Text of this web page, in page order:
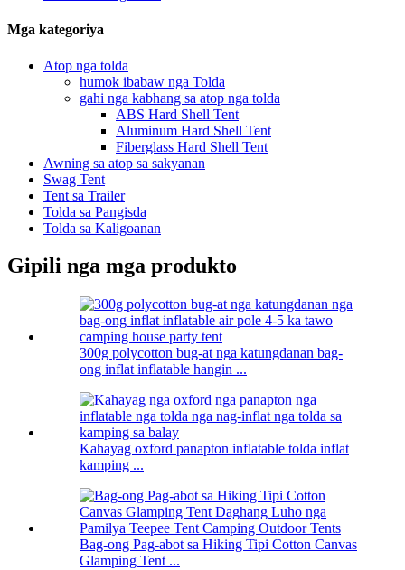
Mga kategoriya
Atop nga tolda
humok ibabaw nga Tolda
gahi nga kabhang sa atop nga tolda
ABS Hard Shell Tent
Aluminum Hard Shell Tent
Fiberglass Hard Shell Tent
Awning sa atop sa sakyanan
Swag Tent
Tent sa Trailer
Tolda sa Pangisda
Tolda sa Kaligoanan
Gipili nga mga produkto
300g polycotton bug-at nga katungdanan bag-
ong inflat inflatable hangin ...
Kahayag oxford panapton inflatable tolda inflat
kamping ...
Bag-ong Pag-abot sa Hiking Tipi Cotton Canvas
Glamping Tent ...